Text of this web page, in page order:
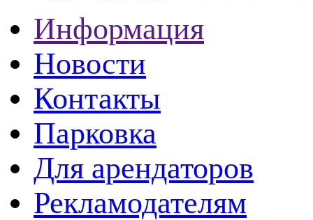
Информация
Новости
Контакты
Парковка
Для арендаторов
Рекламодателям